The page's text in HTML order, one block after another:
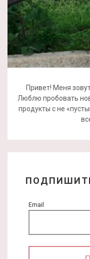
Привет! Меня
Люблю пробовать
продукты с не
Email